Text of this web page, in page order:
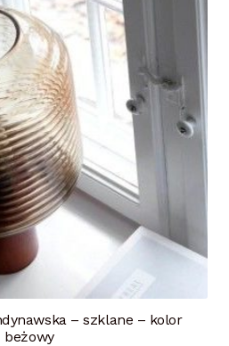
– szklane – kolor
beżowy